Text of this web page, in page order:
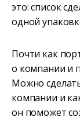
это: список
одной
Почти как
о компании и
Можно
компании и
он поможет